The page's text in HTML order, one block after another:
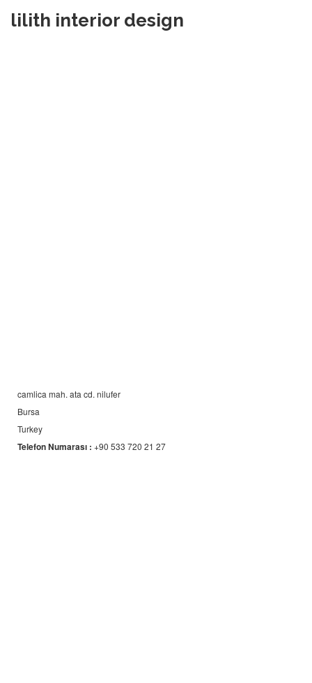
lilith interior design
camlica mah. ata cd. nilufer
Bursa
Turkey
Telefon Numarası : +90 533 720 21 27